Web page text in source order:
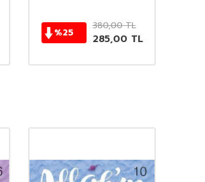
%25
380,00TL
285,00 TL